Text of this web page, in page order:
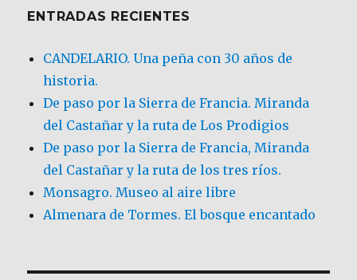
ENTRADAS RECIENTES
CANDELARIO. Una peña con 30 años de
historia.
De paso por la Sierra de Francia. Miranda
del Castañar y la ruta de Los Prodigios
De paso por la Sierra de Francia, Miranda
del Castañar y la ruta de los tres ríos.
Monsagro. Museo al aire libre
Almenara de Tormes. El bosque encantado